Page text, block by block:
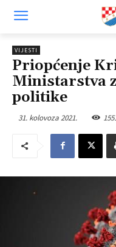
VIJESTI
Priopćenje
Ministarstva
politike
31. kolovoza 2021.